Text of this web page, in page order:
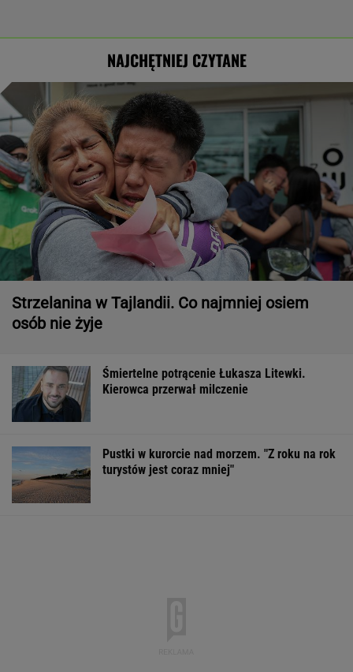
NAJCHĘTNIEJ CZYTANE
Strzelanina w Tajlandii. Co najmniej osiem
osób nie żyje
Śmiertelne potrącenie Łukasza Litewki.
Kierowca przerwał milczenie
Pustki w kurorcie nad morzem. "Z roku na rok
turystów jest coraz mniej"